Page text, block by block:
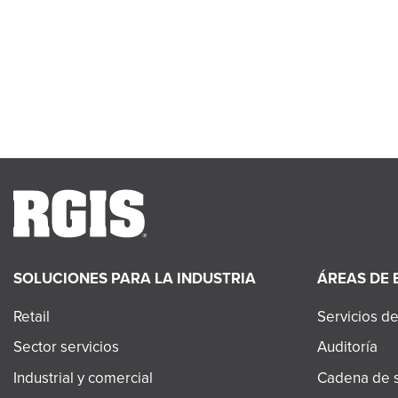
SOLUCIONES PARA LA INDUSTRIA
Retail
Sector servicios
Industrial y comercial
ÁREAS DE
Servicios
Auditoría
Cadena de